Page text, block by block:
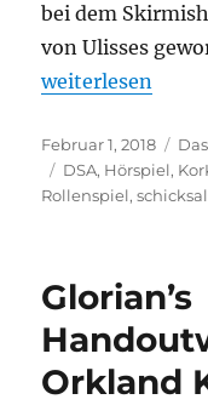
bei dem
von Ulisses
„Wer sind die
weiterlesen
Veröffentlicht
am
Februar 1, 2018
Schlagwörter
DSA, Hörspiel,
Rollenspiel,
Glorian’s
Orkland